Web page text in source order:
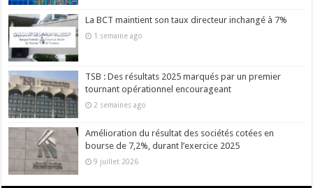
La BCT maintient son taux directeur inchangé à 7%
1 semaine ago
TSB : Des résultats 2025 marqués par un premier
tournant opérationnel encourageant
2 semaines ago
Amélioration du résultat des sociétés cotées en
bourse de 7,2%, durant l’exercice 2025
9 juillet 2026